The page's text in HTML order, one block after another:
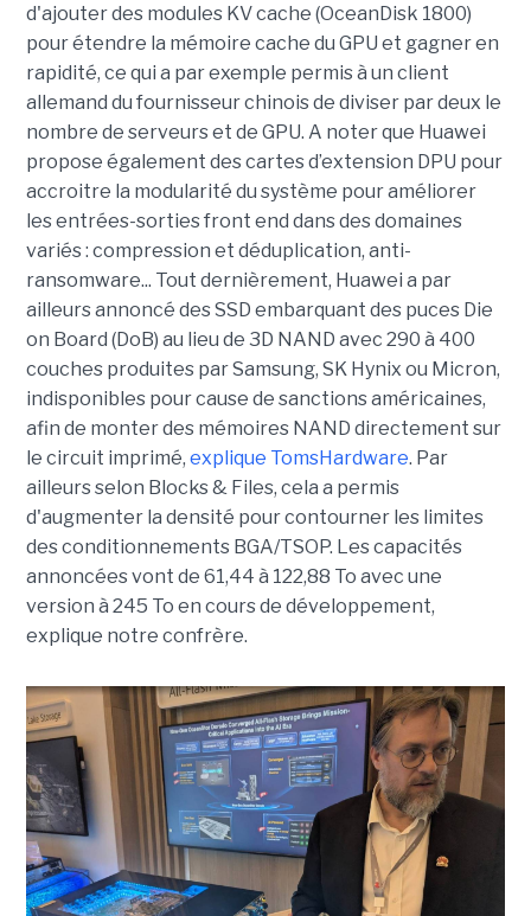
d'ajouter des modules KV cache (OceanDisk 1800)
pour étendre la mémoire cache du GPU et gagner en
rapidité, ce qui a par exemple permis à un client
allemand du fournisseur chinois de diviser par deux le
nombre de serveurs et de GPU. A noter que Huawei
propose également des cartes d’extension DPU pour
accroitre la modularité du système pour améliorer
les entrées-sorties front end dans des domaines
variés : compression et déduplication, anti-
ransomware... Tout dernièrement, Huawei a par
ailleurs annoncé des SSD embarquant des puces Die
on Board (DoB) au lieu de 3D NAND avec 290 à 400
couches produites par Samsung, SK Hynix ou Micron,
indisponibles pour cause de sanctions américaines,
afin de monter des mémoires NAND directement sur
le circuit imprimé, explique TomsHardware. Par
ailleurs selon Blocks & Files, cela a permis
d'augmenter la densité pour contourner les limites
des conditionnements BGA/TSOP. Les capacités
annoncées vont de 61,44 à 122,88 To avec une
version à 245 To en cours de développement,
explique notre confrère.